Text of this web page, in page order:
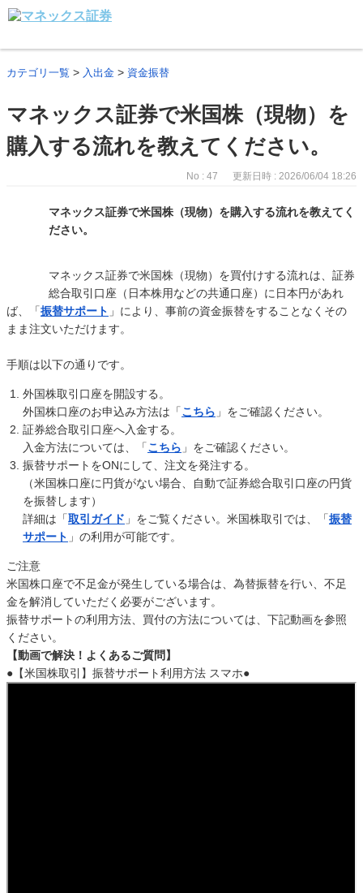
カテゴリ一覧 > 入出金 > 資金振替
マネックス証券で米国株（現物）を
購入する流れを教えてください。
No : 47 更新日時 : 2026/06/04 18:26
マネックス証券で米国株（現物）を購入する流れを教えてく
ださい。
マネックス証券で米国株（現物）を買付けする流れは、証券
総合取引口座（日本株用などの共通口座）に日本円があれ
ば、「振替サポート 」により、事前の資金振替をすることなくその
まま注文いただけます。
手順は以下の通りです。
外国株取引口座を開設する。
外国株口座のお申込み方法は「こちら 」をご確認ください。
証券総合取引口座へ入金する。
入金方法については、「こちら 」をご確認ください。
振替サポートをONにして、注文を発注する。
（米国株口座に円貨がない場合、自動で証券総合取引口座の円貨
を振替します）
詳細は「取引ガイド 」をご覧ください。米国株取引では、「振替
サポート 」の利用が可能です。
ご注意
米国株口座で不足金が発生している場合は、為替振替を行い、不足
金を解消していただく必要がございます。
振替サポートの利用方法、買付の方法については、下記動画を参照
ください。
【動画で解決！よくあるご質問】
●【米国株取引】振替サポート利用方法 スマホ●